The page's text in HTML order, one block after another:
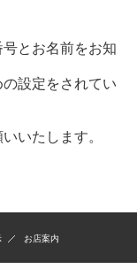
とお名前をお知
設定をされてい
いたします。
お店案内